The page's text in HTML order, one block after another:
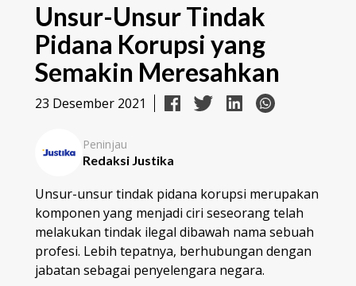
Unsur-Unsur Tindak
Pidana Korupsi yang
Semakin Meresahkan
23 Desember 2021
Peninjau
Redaksi Justika
Unsur-unsur tindak pidana korupsi merupakan
komponen yang menjadi ciri seseorang telah
melakukan tindak ilegal dibawah nama sebuah
profesi. Lebih tepatnya, berhubungan dengan
jabatan sebagai penyelengara negara.